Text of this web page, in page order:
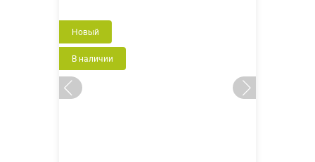
Новый
В наличии